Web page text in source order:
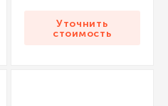
Уточнить
стоимость